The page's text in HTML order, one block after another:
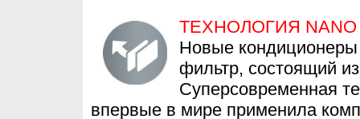
ТЕХНОЛОГИЯ NANO
Новые кондиционеры
фильтр, состоящий
Суперсовременная
впервые в мире применила